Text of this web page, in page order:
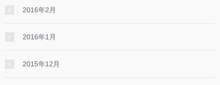
2016年2月
2016年1月
2015年12月